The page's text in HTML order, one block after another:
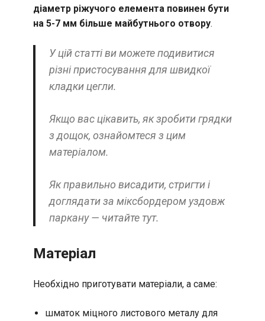
діаметр ріжучого елемента повинен бути
на 5-7 мм більше майбутнього отвору.
У цій статті ви можете подивитися
різні пристосування для швидкої
кладки цегли.
Якщо вас цікавить, як зробити грядки
з дощок, ознайомтеся з цим
матеріалом.
Як правильно висадити, стригти і
доглядати за міксбордером уздовж
паркану — читайте тут.
Матеріал
Необхідно приготувати матеріали, а саме:
шматок міцного листового металу для